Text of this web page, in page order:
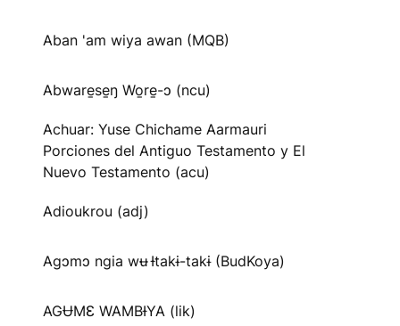
Aban 'am wiya awan (MQB)
Abware̱se̱ŋ Wo̱re̱-ɔ (ncu)
Achuar: Yuse Chichame Aarmauri
Porciones del Antiguo Testamento y El
Nuevo Testamento (acu)
Adioukrou (adj)
Agɔmɔ ngia wʉ Ɨtakɨ-takɨ (BudKoya)
AGɄMƐ WAMBƗYA (lik)